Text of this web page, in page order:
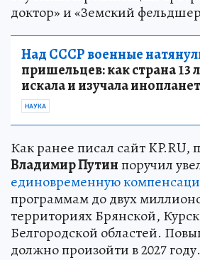
доктор» и «Земский
Над СССР военные
пришельцев: как страна 13
искала и изучала
НАУКА
Как ранее писал сайт KP.RU,
Владимир Путинпоручил
единовременную
программам до двух
территориях Брянской,
Белгородской областей.
должно произойти в 2027 году.